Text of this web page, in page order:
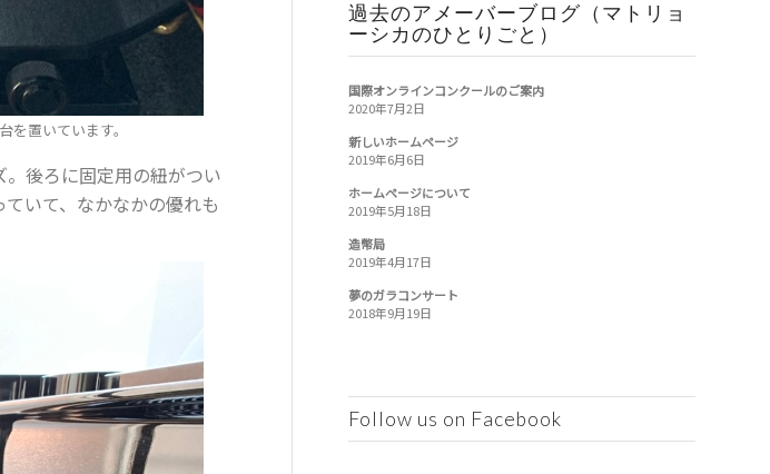
置いています。
後ろに固定用の紐がつい
いて、なかなかの優れも
過去のアメーバーブログ（マトリョ
ーシカのひとりごと）
国際オンラインコンクールのご案内
2020年7月2日
新しいホームページ
2019年6月6日
ホームページについて
2019年5月18日
造幣局
2019年4月17日
夢のガラコンサート
2018年9月19日
Follow us on Facebook